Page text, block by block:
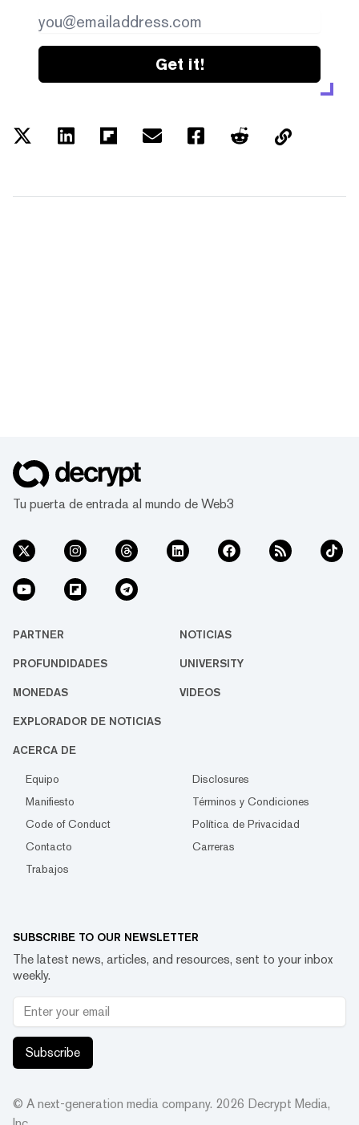
Get it!
Tu puerta de entrada al mundo de Web3
PARTNER NOTICIAS
PROFUNDIDADES UNIVERSITY
MONEDAS VIDEOS
EXPLORADOR DE NOTICIAS
ACERCA DE
Equipo
Disclosures
Manifiesto
Términos y Condiciones
Code of Conduct
Política de Privacidad
Contacto
Carreras
Trabajos
SUBSCRIBE TO OUR NEWSLETTER
The latest news, articles, and resources, sent to your inbox
weekly.
Subscribe
© A next-generation media company. 2026 Decrypt Media,